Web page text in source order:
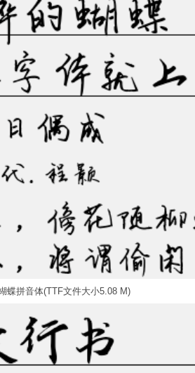
蝶拼音体(TTF文件大小5.08 M)